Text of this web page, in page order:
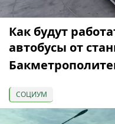
Как будут
автобусы от
СОЦИУМ